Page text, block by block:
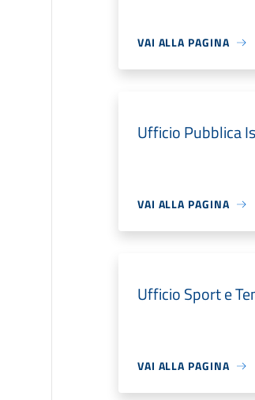
VAI ALLA PAGINA
Ufficio Pubblica
VAI ALLA PAGINA
Ufficio Sport e
VAI ALLA PAGINA